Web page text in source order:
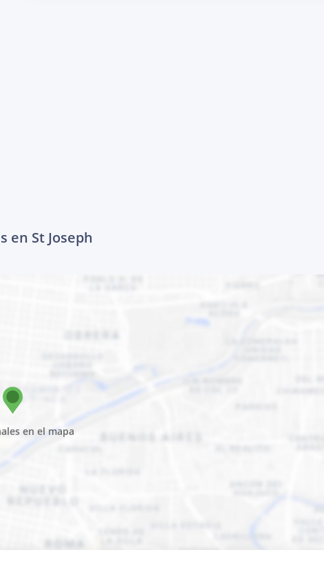
en St Joseph
en el mapa